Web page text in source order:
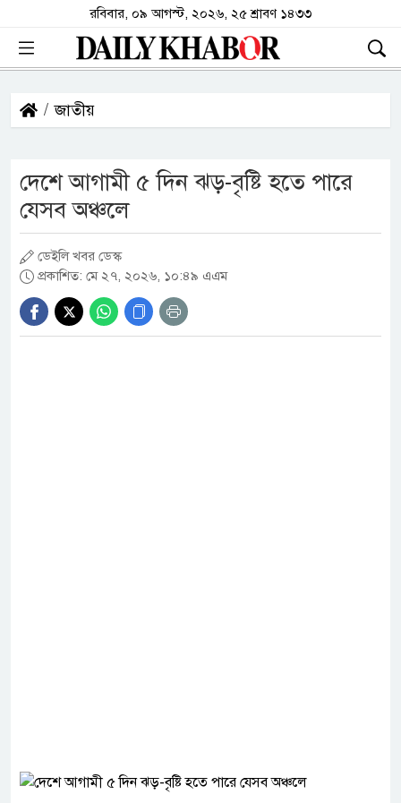
রবিবার, ০৯ আগস্ট, ২০২৬, ২৫ শ্রাবণ ১৪৩৩
জাতীয়
দেশে আগামী ৫ দিন ঝড়-বৃষ্টি হতে পারে
যেসব অঞ্চলে
ডেইলি খবর ডেস্ক
প্রকাশিত: মে ২৭, ২০২৬, ১০:৪৯ এএম